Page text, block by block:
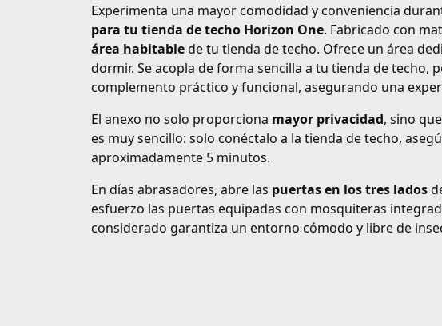
Experimenta una mayor comodidad y conveniencia
para tu tienda de techo Horizon One. Fabricado con
área habitablede tu tienda de techo. Ofrece un área
dormir. Se acopla de forma sencilla a tu tienda de techo,
complemento práctico y funcional, asegurando una
El anexo no solo proporciona mayor privacidad, sino
es muy sencillo: solo conéctalo a la tienda de techo,
aproximadamente 5 minutos.
En días abrasadores, abre las puertas en los tres lados
esfuerzo las puertas equipadas con mosquiteras
considerado garantiza un entorno cómodo y libre de